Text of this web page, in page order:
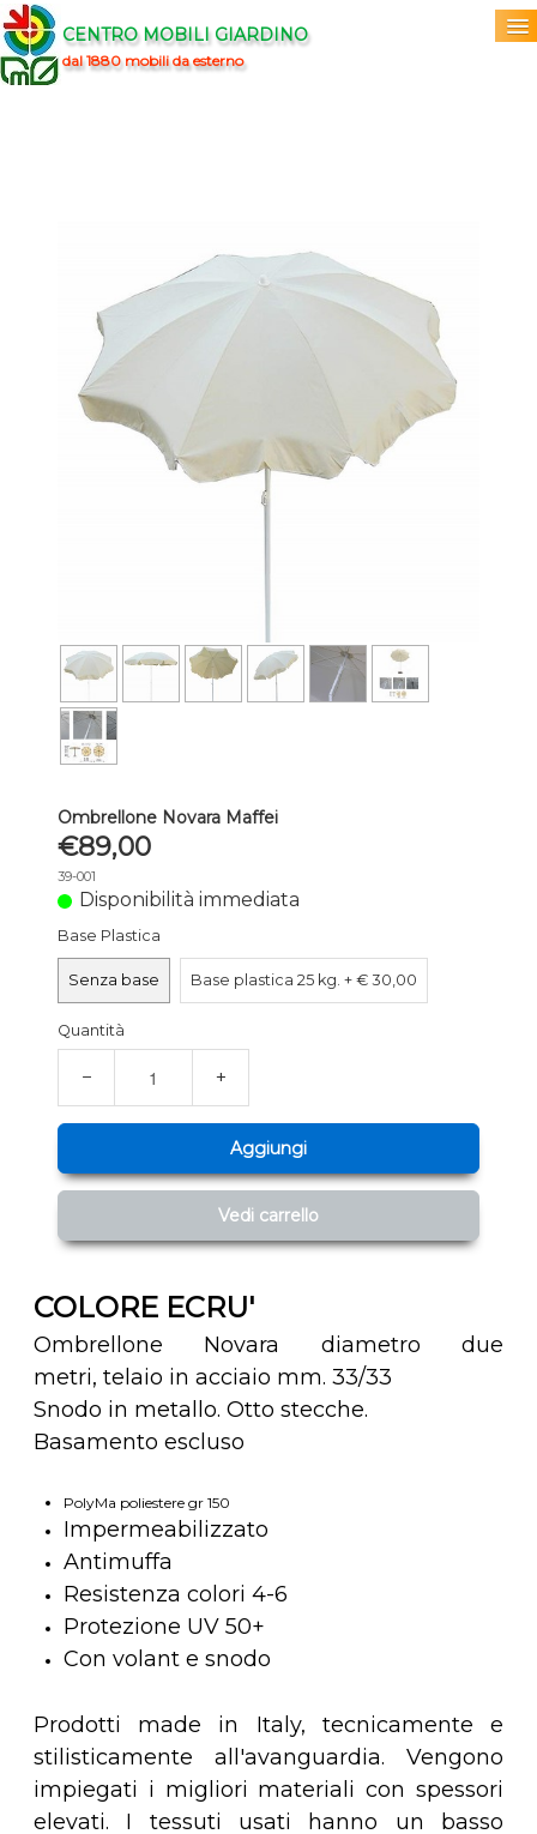
CENTRO MOBILI GIARDINO
dal 1880 mobili da esterno
Ombrellone Novara Maffei
€89,00
39-001
Disponibilità immediata
Base Plastica
Senza base Base plastica 25 kg. + € 30,00
Quantità
− +
Aggiungi
Vedi carrello
COLORE ECRU'
Ombrellone Novara diametro due
metri, telaio in acciaio mm. 33/33
Snodo in metallo. Otto stecche.
Basamento escluso
PolyMa poliestere gr 150
Impermeabilizzato
Antimuffa
Resistenza colori 4-6
Protezione UV 50+
Con volant e snodo
Prodotti made in Italy, tecnicamente e
stilisticamente all'avanguardia. Vengono
impiegati i migliori materiali con spessori
elevati. I tessuti usati hanno un basso